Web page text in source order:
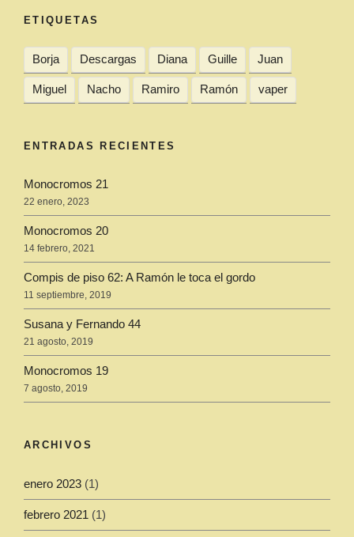
ETIQUETAS
Borja Descargas Diana Guille Juan
Miguel Nacho Ramiro Ramón vaper
ENTRADAS RECIENTES
Monocromos 21
22 enero, 2023
Monocromos 20
14 febrero, 2021
Compis de piso 62: A Ramón le toca el gordo
11 septiembre, 2019
Susana y Fernando 44
21 agosto, 2019
Monocromos 19
7 agosto, 2019
ARCHIVOS
enero 2023 (1)
febrero 2021 (1)